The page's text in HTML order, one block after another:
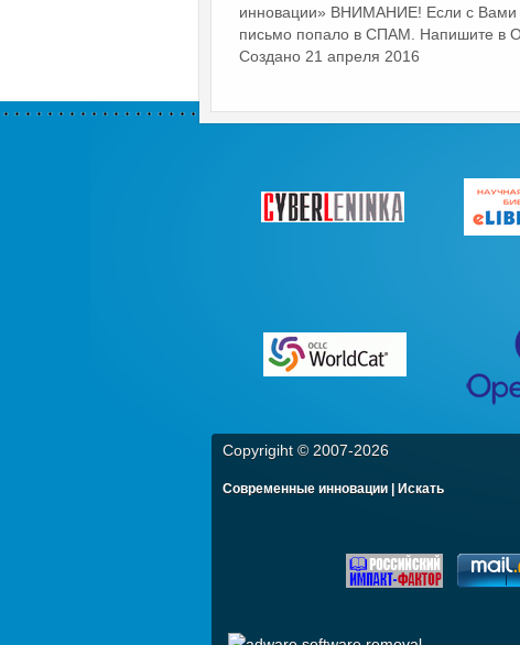
инновации» ВНИМАНИЕ! Если с Вами
письмо попало в СПАМ. Напишите в
Создано 21 апреля 2016
Copyrigiht © 2007-2026
Современные инновации | Искать